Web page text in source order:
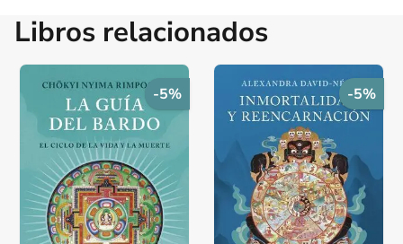
Libros relacionados
-5% -5%